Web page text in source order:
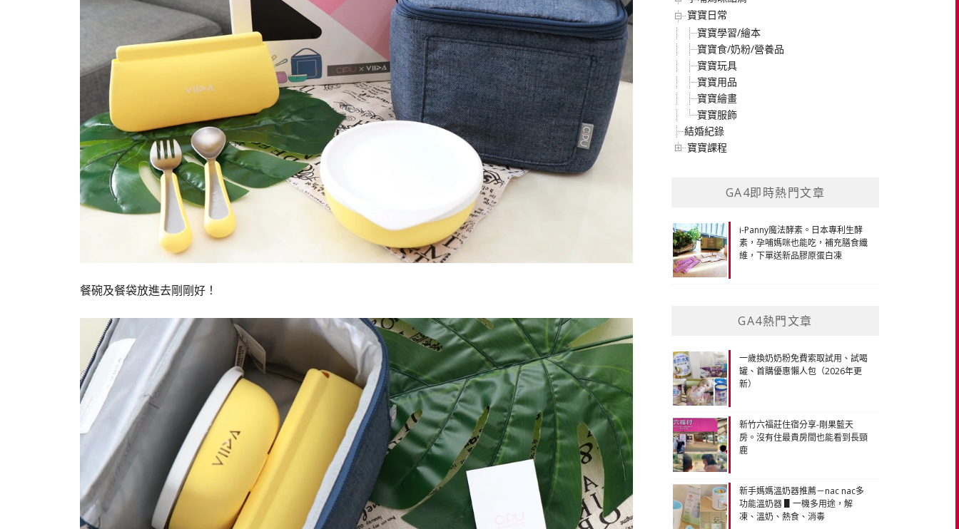
餐碗及餐袋放進去剛剛好！
寶寶日常
寶寶學習/繪本
寶寶食/奶粉/營養品
寶寶玩具
寶寶用品
寶寶繪畫
寶寶服飾
結婚紀錄
寶寶課程
GA4即時熱門文章
i-Panny魔法酵素。日本專利生酵
素，孕哺媽咪也能吃，補充膳食纖
維，下單送新品膠原蛋白凍
GA4熱門文章
一歲換奶奶粉免費索取試用、試喝
罐、首購優惠懶人包（2026年更
新）
新竹六福莊住宿分享-剛果藍天
房。沒有住最貴房間也能看到長頸
鹿
新手媽媽溫奶器推薦－nac nac多
功能溫奶器 ▋一機多用途，解
凍、溫奶、熱食、消毒